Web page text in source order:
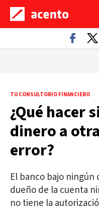
TU CONSULTORIO FINANCIERO
¿Qué hacer
dinero a
error?
El banco bajo
dueño de la cuenta
no tiene la